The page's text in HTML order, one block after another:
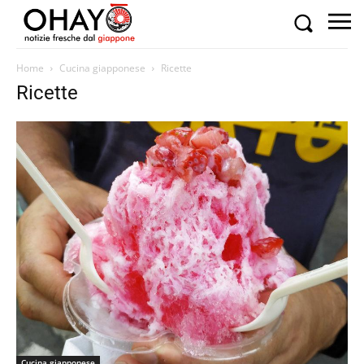
Home Cucina giapponese Ricette
Ricette